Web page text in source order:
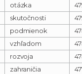
otázka
skutočnosti
podmienok
vzhľadom
rozvoja
zahraničia